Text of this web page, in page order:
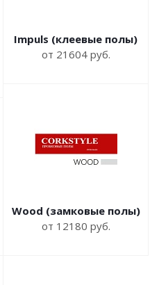
Impuls (клеевые полы)
от 21604 руб.
Wood (замковые полы)
от 12180 руб.